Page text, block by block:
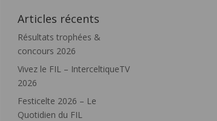
Articles récents
Résultats trophées &
concours 2026
Vivez le FIL – InterceltiqueTV
2026
Festicelte 2026 – Le
Quotidien du FIL